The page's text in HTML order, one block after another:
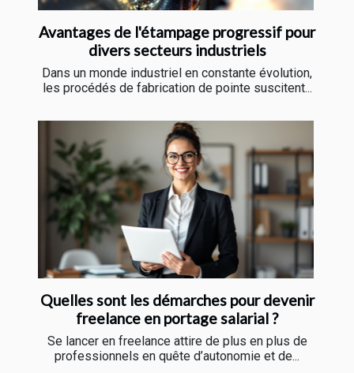
Avantages de l'étampage progressif pour
divers secteurs industriels
Dans un monde industriel en constante évolution,
les procédés de fabrication de pointe suscitent...
Quelles sont les démarches pour devenir
freelance en portage salarial ?
Se lancer en freelance attire de plus en plus de
professionnels en quête d’autonomie et de...